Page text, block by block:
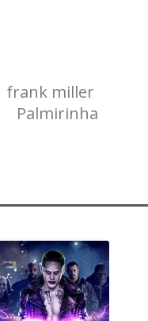
frank miller
Palmirinha